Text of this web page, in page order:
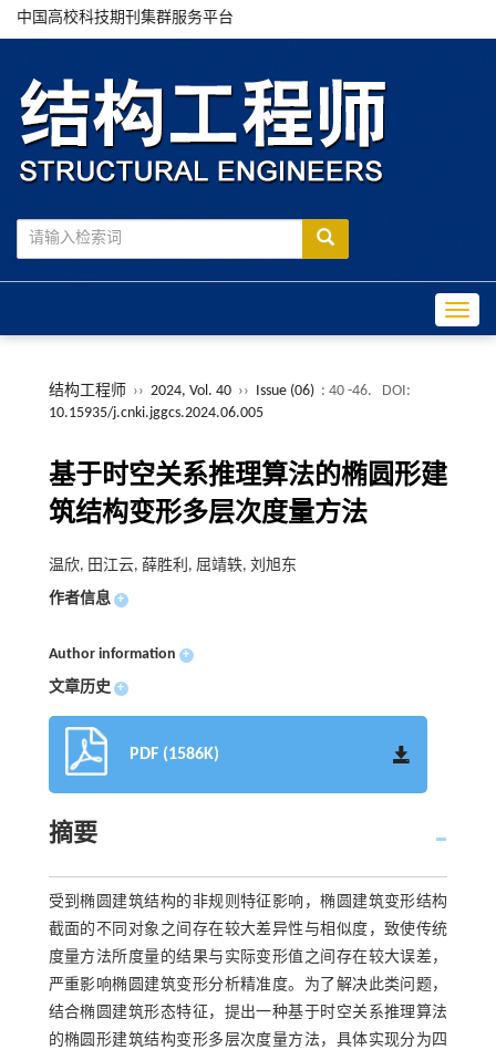
中国高校科技期刊集群服务平台
结构工程师 ›› 2024, Vol. 40 ›› Issue (06) : 40 -46.
DOI:
10.15935/j.cnki.jggcs.2024.06.005
基于时空关系推理算法的椭圆形建
筑结构变形多层次度量方法
温欣, 田江云, 薛胜利, 屈靖轶, 刘旭东
作者信息 +
Author information +
文章历史 +
PDF (1586K)
摘要
受到椭圆建筑结构的非规则特征影响，椭圆建筑变形结构
截面的不同对象之间存在较大差异性与相似度，致使传统
度量方法所度量的结果与实际变形值之间存在较大误差，
严重影响椭圆建筑变形分析精准度。为了解决此类问题，
结合椭圆建筑形态特征，提出一种基于时空关系推理算法
的椭圆形建筑结构变形多层次度量方法，具体实现分为四